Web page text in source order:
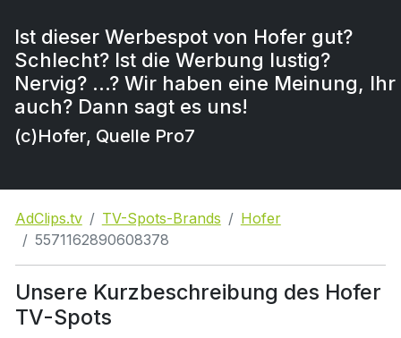
Ist dieser Werbespot von Hofer gut?
Schlecht? Ist die Werbung lustig?
Nervig? …? Wir haben eine Meinung, Ihr
auch? Dann sagt es uns!
(c)Hofer, Quelle Pro7
AdClips.tv TV-Spots-Brands
Hofer
5571162890608378
Unsere Kurzbeschreibung des Hofer
TV-Spots